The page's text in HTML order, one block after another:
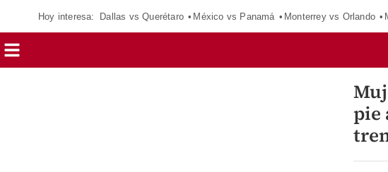
Hoy interesa: Dallas vs Querétaro México vs Panamá Monterrey vs Orlando
pie